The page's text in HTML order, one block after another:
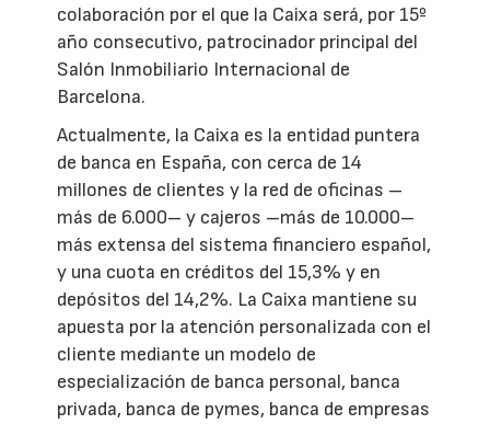
colaboración por el que la Caixa será, por 15º
año consecutivo, patrocinador principal del
Salón Inmobiliario Internacional de
Barcelona.
Actualmente, la Caixa es la entidad puntera
de banca en España, con cerca de 14
millones de clientes y la red de oficinas –
más de 6.000– y cajeros –más de 10.000–
más extensa del sistema financiero español,
y una cuota en créditos del 15,3% y en
depósitos del 14,2%. La Caixa mantiene su
apuesta por la atención personalizada con el
cliente mediante un modelo de
especialización de banca personal, banca
privada, banca de pymes, banca de empresas